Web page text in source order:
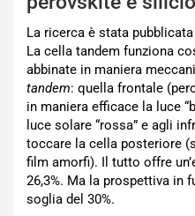
La ricerca è stata
La cella tandem funziona
abbinate in maniera
tandem: quella frontale
in maniera efficace la luce
luce solare “rossa” e agli
toccare la cella posteriore
film amorfi). Il tutto offre
26,3%. Ma la prospettiva in
soglia del 30%.